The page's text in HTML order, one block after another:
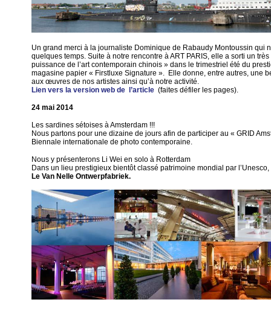
Un grand merci à la journaliste Dominique de Rabaudy Montoussin qui
quelques temps. Suite à notre rencontre à ART PARIS, elle a sorti un
puissance de l’art contemporain chinois » dans le trimestriel été du
magasine papier « Firstluxe Signature ». Elle donne, entre autres, une
aux œuvres de nos artistes ainsi qu’à notre activité.
Lien vers la version web de l’article (faites défiler les pages).
24 mai 2014
Les sardines sétoises à Amsterdam !!!
Nous partons pour une dizaine de jours afin de participer au « GRID
Biennale internationale de photo contemporaine.
Nous y présenterons Li Wei en solo à Rotterdam
Dans un lieu prestigieux bientôt classé patrimoine mondial par l’Unesco,
Le Van Nelle Ontwerpfabriek.